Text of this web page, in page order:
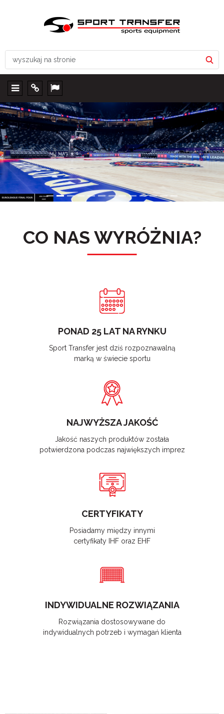
Menu Info Lang
CO NAS WYRÓŻNIA?
PONAD 25 LAT NA RYNKU
Sport Transfer jest dziś rozpoznawalną
marką w świecie sportu
NAJWYŻSZA JAKOŚĆ
Jakość naszych produktów została
potwierdzona podczas największych imprez
CERTYFIKATY
Posiadamy między innymi
certyfikaty IHF oraz EHF
INDYWIDUALNE ROZWIĄZANIA
Rozwiązania dostosowywane do
indywidualnych potrzeb i wymagań klienta